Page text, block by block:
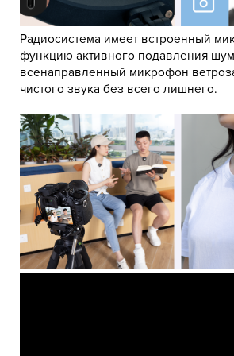
Радиосистема имеет встроенный
функцию активного подавления
всенаправленный микрофон
чистого звука без всего лишнего.